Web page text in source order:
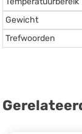
Gewicht
Trefwoorden